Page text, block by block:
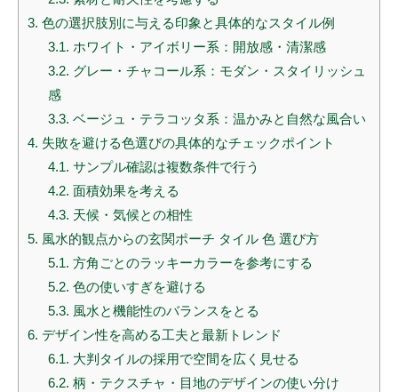
3. 色の選択肢別に与える印象と具体的なスタイル例
3.1. ホワイト・アイボリー系：開放感・清潔感
3.2. グレー・チャコール系：モダン・スタイリッシュ
感
3.3. ベージュ・テラコッタ系：温かみと自然な風合い
4. 失敗を避ける色選びの具体的なチェックポイント
4.1. サンプル確認は複数条件で行う
4.2. 面積効果を考える
4.3. 天候・気候との相性
5. 風水的観点からの玄関ポーチ タイル 色 選び方
5.1. 方角ごとのラッキーカラーを参考にする
5.2. 色の使いすぎを避ける
5.3. 風水と機能性のバランスをとる
6. デザイン性を高める工夫と最新トレンド
6.1. 大判タイルの採用で空間を広く見せる
6.2. 柄・テクスチャ・目地のデザインの使い分け